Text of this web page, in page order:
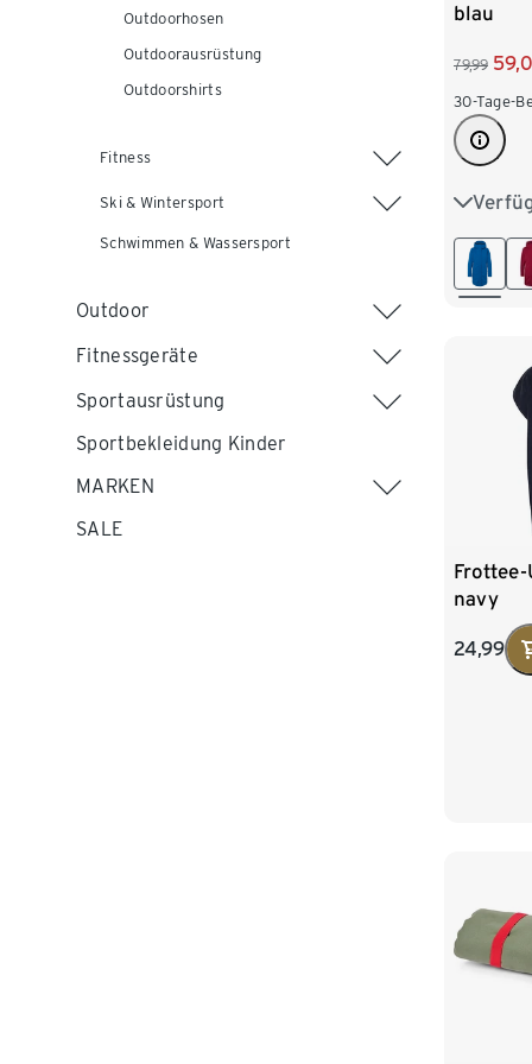
Outdoorhosen
Outdoorausrüstung
Outdoorshirts
Fitness
Ski & Wintersport
Schwimmen & Wassersport
Outdoor
Fitnessgeräte
Sportausrüstung
Sportbekleidung Kinder
MARKEN
SALE
blau
79,99
30-Tage-
36
44
Frottee-
navy
24,99